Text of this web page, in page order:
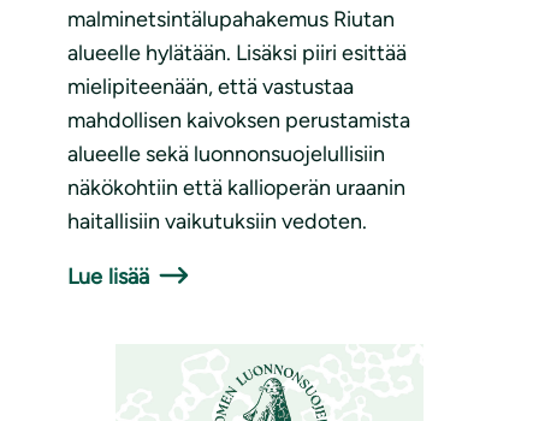
malminetsintälupahakemus Riutan
alueelle hylätään. Lisäksi piiri esittää
mielipiteenään, että vastustaa
mahdollisen kaivoksen perustamista
alueelle sekä luonnonsuojelullisiin
näkökohtiin että kallioperän uraanin
haitallisiin vaikutuksiin vedoten.
Lue lisää